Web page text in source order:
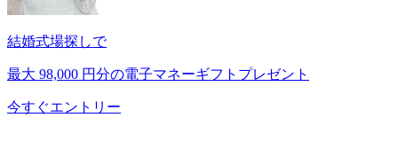
結婚式場探しで
最大 98,000 円分の電子マネーギフトプレゼント
今すぐエントリー